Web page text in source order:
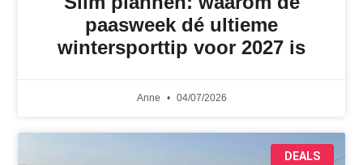
paasweek dé ultieme
wintersporttip voor 2027 is
Anne 04/07/2026
DEALS